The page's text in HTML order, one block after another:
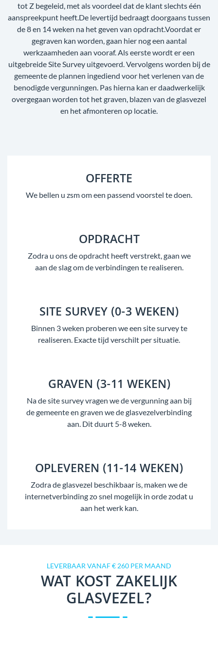
tot Z begeleid, met als voordeel dat de klant slechts één
aanspreekpunt heeft.De levertijd bedraagt doorgaans tussen
de 8 en 14 weken na het geven van opdracht.Voordat er
gegraven kan worden, gaan hier nog een aantal
werkzaamheden aan vooraf. Als eerste wordt er een
uitgebreide Site Survey uitgevoerd. Vervolgens worden bij de
gemeente de plannen ingediend voor het verlenen van de
benodigde vergunningen. Pas hierna kan er daadwerkelijk
overgegaan worden tot het graven, blazen van de glasvezel
en het afmonteren op locatie.
OFFERTE
We bellen u zsm om een passend voorstel te doen.
OPDRACHT
Zodra u ons de opdracht heeft verstrekt, gaan we
aan de slag om de verbindingen te realiseren.
SITE SURVEY (0-3 WEKEN)
Binnen 3 weken proberen we een site survey te
realiseren. Exacte tijd verschilt per situatie.
GRAVEN (3-11 WEKEN)
Na de site survey vragen we de vergunning aan bij
de gemeente en graven we de glasvezelverbinding
aan. Dit duurt 5-8 weken.
OPLEVEREN (11-14 WEKEN)
Zodra de glasvezel beschikbaar is, maken we de
internetverbinding zo snel mogelijk in orde zodat u
aan het werk kan.
LEVERBAAR VANAF € 260 PER MAAND
WAT KOST ZAKELIJK
GLASVEZEL?